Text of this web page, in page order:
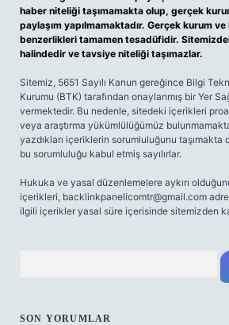
haber niteliği taşımamakta olup, gerçek
paylaşım yapılmamaktadır. Gerçek kurum
benzerlikleri tamamen tesadüfidir.
halindedir ve tavsiye niteliği taşımazlar.
Sitemiz, 5651 Sayılı Kanun gereğince Bilgi
Kurumu (BTK) tarafından onaylanmış bir Yer
vermektedir. Bu nedenle, sitedeki içerikleri
veya araştırma yükümlülüğümüz
yazdıkları içeriklerin sorumluluğunu taşımakta
bu sorumluluğu kabul etmiş sayılırlar.
Hukuka ve yasal düzenlemelere aykırı
içerikleri, backlinkpanelicomtr@gmail.com
ilgili içerikler yasal süre içerisinde sitemizden
SON YORUMLAR